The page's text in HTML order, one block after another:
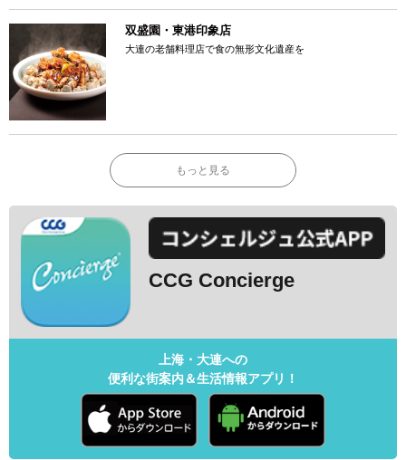
双盛園・東港印象店
大連の老舗料理店で食の無形文化遺産を
もっと見る
CCG Concierge
上海・大連への
便利な街案内＆生活情報アプリ！